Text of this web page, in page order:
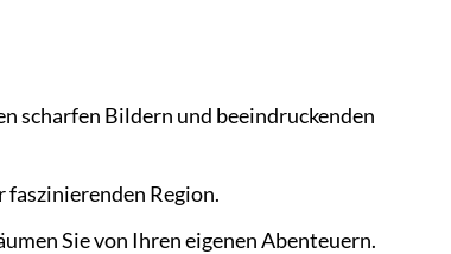
scharfen Bildern und beeindruckenden
Region.
Sie von Ihren eigenen Abenteuern.